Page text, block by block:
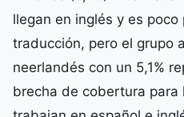
llegan en inglés y es
traducción, pero el grupo
neerlandés con un 5,1%
brecha de cobertura para